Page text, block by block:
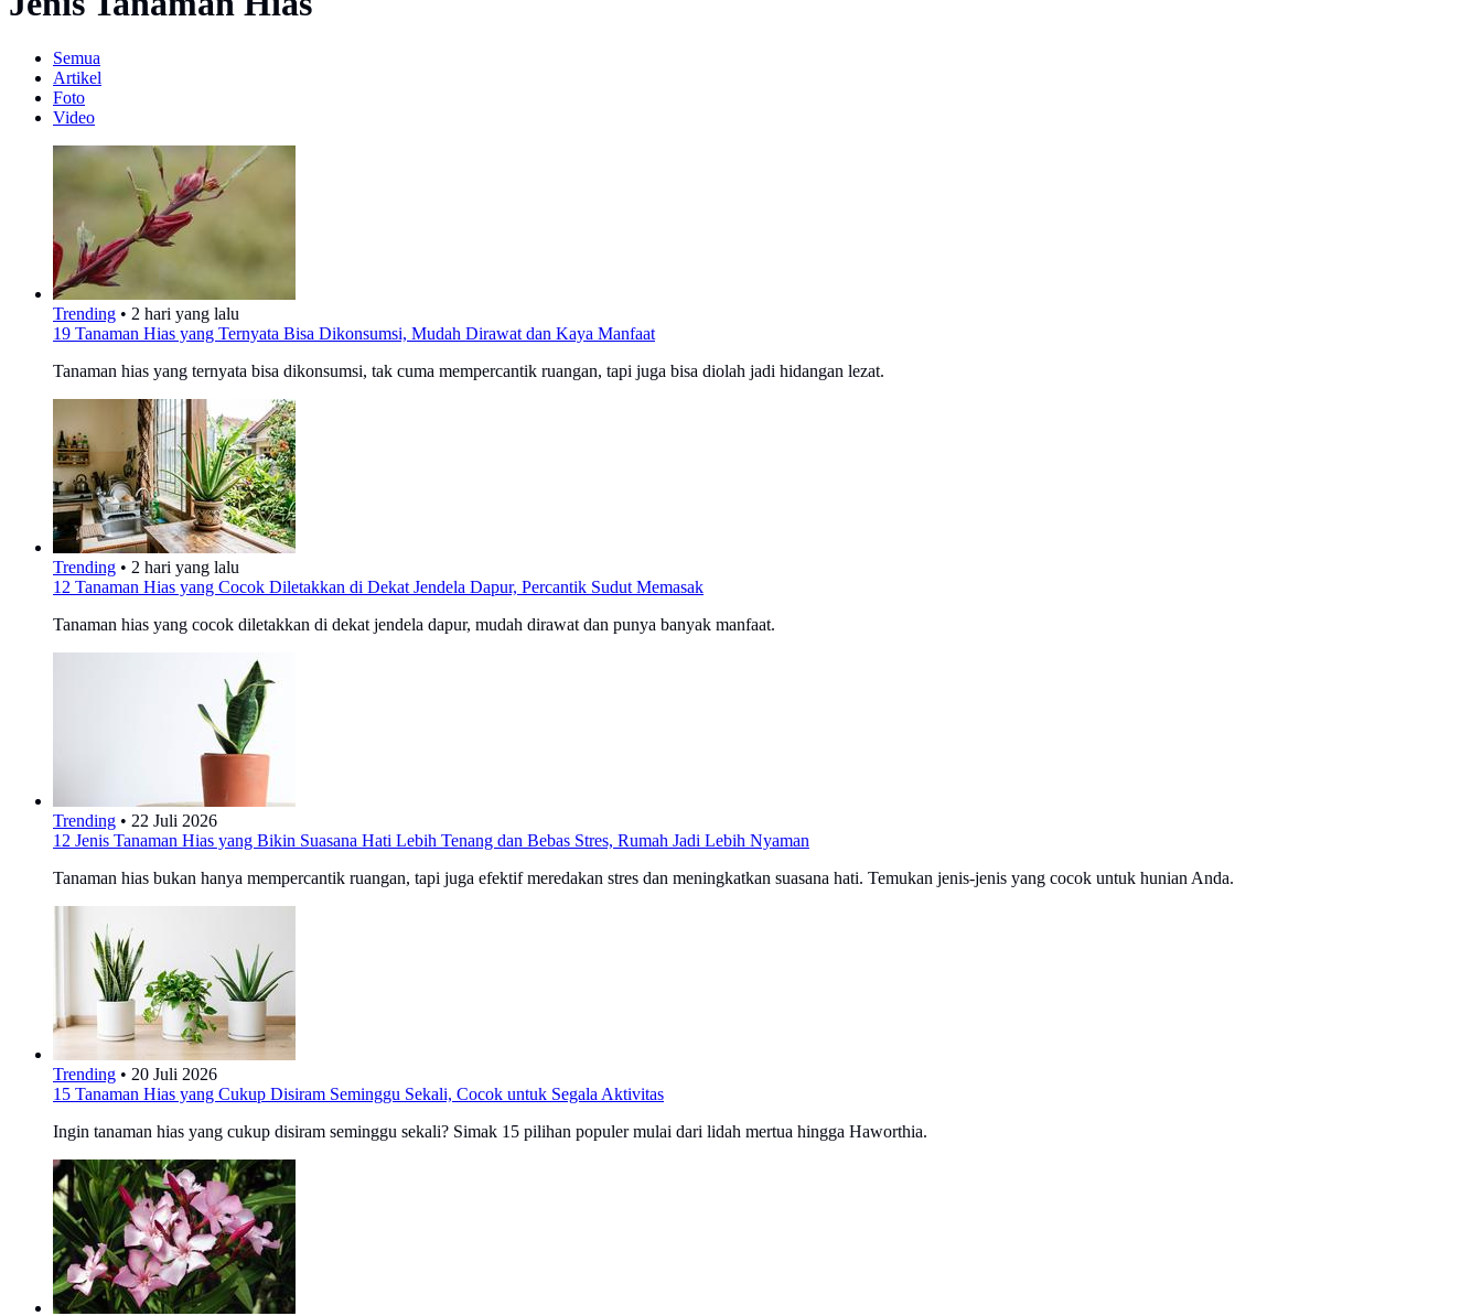
Semua
Artikel
Foto
Video
Trending • 2 hari yang lalu
19 Tanaman Hias yang Ternyata Bisa Dikonsumsi, Mudah Dirawat dan Kaya Manfaat
Tanaman hias yang ternyata bisa dikonsumsi, tak cuma mempercantik ruangan, tapi juga bisa diolah jadi hidangan lezat.
Trending • 2 hari yang lalu
12 Tanaman Hias yang Cocok Diletakkan di Dekat Jendela Dapur, Percantik Sudut Memasak
Tanaman hias yang cocok diletakkan di dekat jendela dapur, mudah dirawat dan punya banyak manfaat.
Trending • 22 Juli 2026
12 Jenis Tanaman Hias yang Bikin Suasana Hati Lebih Tenang dan Bebas Stres, Rumah Jadi Lebih Nyaman
Tanaman hias bukan hanya mempercantik ruangan, tapi juga efektif meredakan stres dan meningkatkan suasana hati. Temukan jenis-jenis yang cocok untuk hunian Anda.
Trending • 20 Juli 2026
15 Tanaman Hias yang Cukup Disiram Seminggu Sekali, Cocok untuk Segala Aktivitas
Ingin tanaman hias yang cukup disiram seminggu sekali? Simak 15 pilihan populer mulai dari lidah mertua hingga Haworthia.